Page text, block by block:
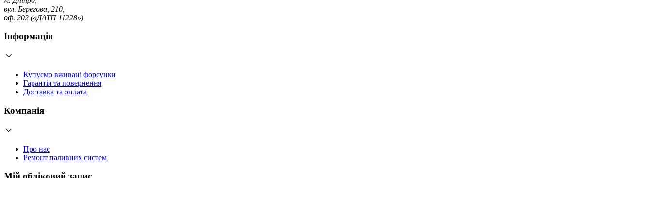
вул. Берегова, 210,
оф. 202 («ДАТП 11228»)
Інформація
Купуємо вживані форсунки
Гарантія та повернення
Доставка та оплата
Компанія
Про нас
Ремонт паливних систем
Мій обліковий запис